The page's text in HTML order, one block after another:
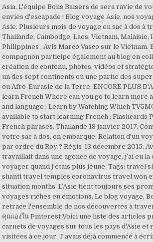
Asia. L'équipe Bons Baisers de sera ravie de
envies d'escapade ! Blog voyage Asie, nos
Asie. Plusieurs mois de voyage en sac à dos à
Thailande, Cambodge, Laos, Vietnam, Malaisie,
Philippines . Avis Marco Vasco sur le Vietnam.
compagnon participe également au blog en
création de contenu, photos, vidéos et
un des sept continents ou une partie des
ou Afro-Eurasie de la Terre. ENCORE PLUS
learn French Where can you go to learn more
and language ; Learn by Watching Which
available to start learning French ; Flashcards
French phrases. Thailande 13 janvier 2017.
votre sac à dos, on embarque. Relation d'un
par ordre du Roy ? Régis-13 décembre 2015.
travaillait dans une agence de voyage, j’ai eu la
voyager quand j’étais plus jeune. Tags: travel
shanti travel temples coronavirus travel won
situation months. L’Asie tient toujours ses
voyages riches en émotions. Le blog voyage,
retrace l'ensemble de nos découvertes à
คุณเองใน Pinterest Voici une liste des articles
carnets de voyages sur tous les pays d'Asie et
visitées à ce jour. J’avais déjà commencé à